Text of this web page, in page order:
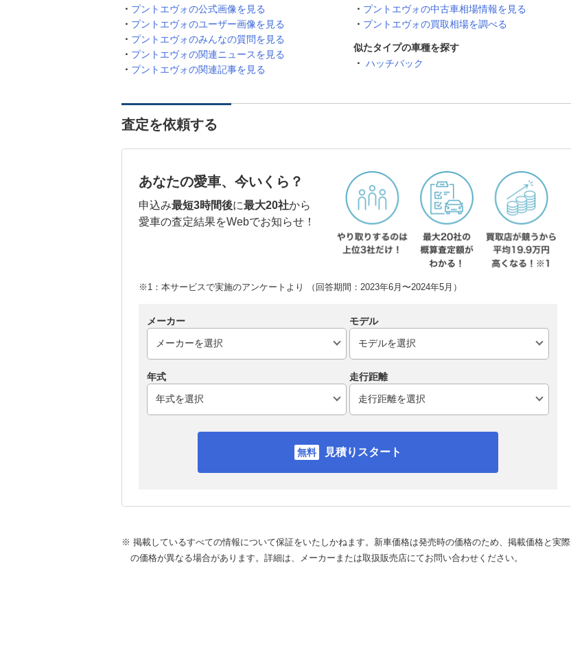
プントエヴォの公式画像を見る
プントエヴォのユーザー画像を見る
プントエヴォのみんなの質問を見る
プントエヴォの関連ニュースを見る
プントエヴォの関連記事を見る
プントエヴォの中古車相場情報を見る
プントエヴォの買取相場を調べる
似たタイプの車種を探す
ハッチバック
査定を依頼する
あなたの愛車、今いくら？
申込み最短3時間後に最大20社から
愛車の査定結果をWebでお知らせ！
※1：本サービスで実施のアンケートより （回答期間：2023年6月〜2024年5月）
メーカー モデル
年式 走行距離
見積りスタート
※ 掲載しているすべての情報について保証をいたしかねます。新車価格は発売時の価格のため、掲載価格と実際
の価格が異なる場合があります。詳細は、メーカーまたは取扱販売店にてお問い合わせください。